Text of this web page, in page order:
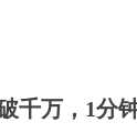
千万，1分